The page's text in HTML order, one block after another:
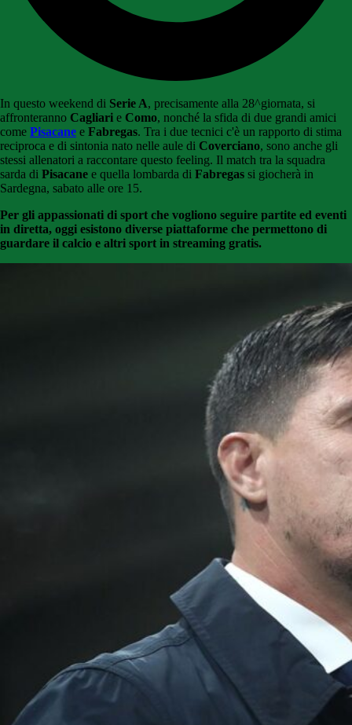
In questo weekend di Serie A, precisamente alla 28^giornata, si
affronteranno Cagliari e Como, nonché la sfida di due grandi amici
come Pisacane e Fabregas. Tra i due tecnici c'è un rapporto di stima
reciproca e di sintonia nato nelle aule di Coverciano, sono anche gli
stessi allenatori a raccontare questo feeling. Il match tra la squadra
sarda di Pisacane e quella lombarda di Fabregas si giocherà in
Sardegna, sabato alle ore 15.
Per gli appassionati di sport che vogliono seguire partite ed eventi
in diretta, oggi esistono diverse piattaforme che permettono di
guardare il calcio e altri sport in streaming gratis.